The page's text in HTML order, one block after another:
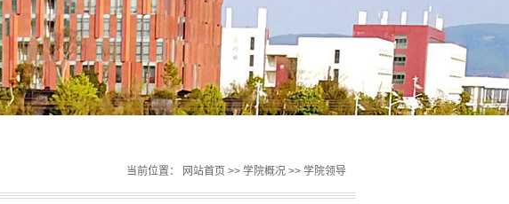
当前位置： 网站首页 >> 学院概况 >> 学院领导